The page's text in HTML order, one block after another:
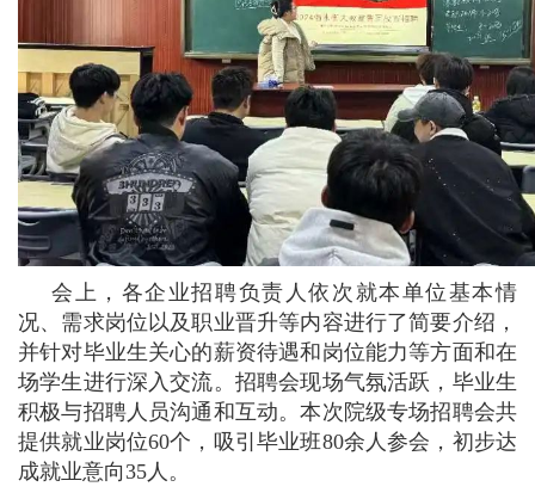
会上，各企业招聘负责人依次就本单位基本情
况、需求岗位以及职业晋升等内容进行了简要介绍，
并针对毕业生关心的薪资待遇和岗位能力等方面和在
场学生进行深入交流。招聘会现场气氛活跃，毕业生
积极与招聘人员沟通和互动。本次院级专场招聘会共
提供就业岗位60个，吸引毕业班80余人参会，初步达
成就业意向35人。